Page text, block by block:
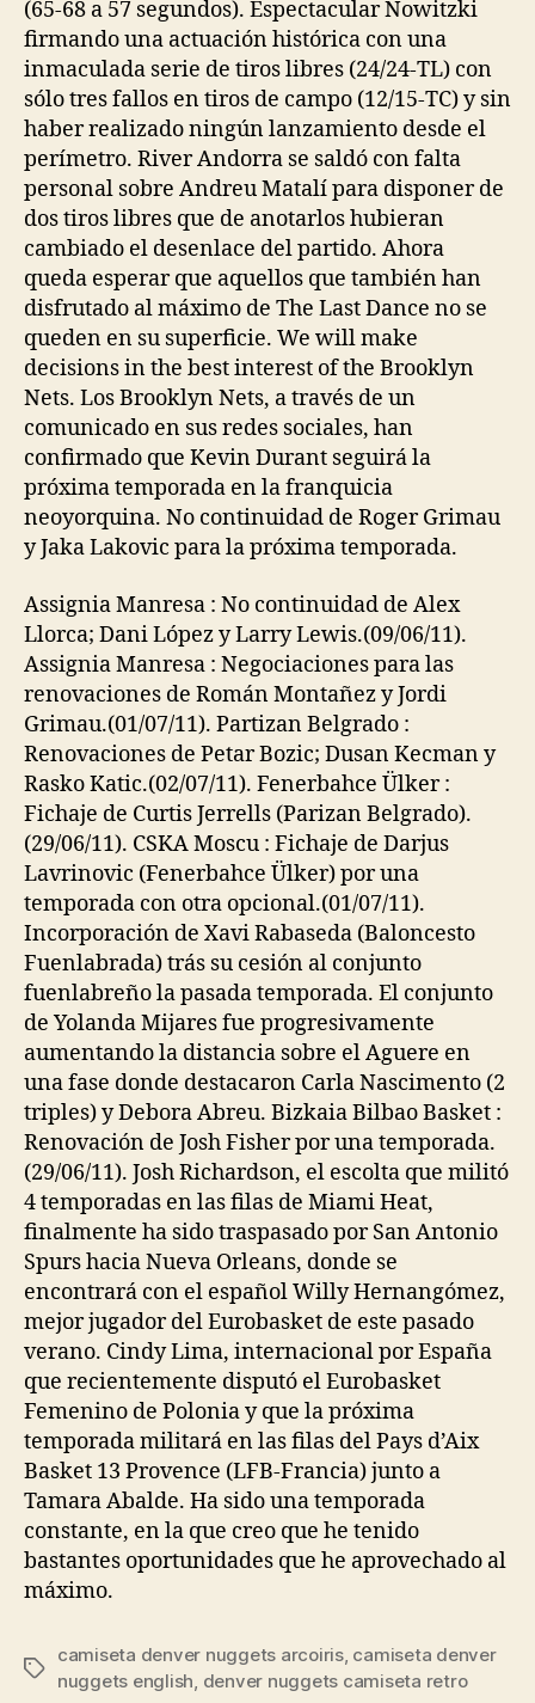
(65-68 a 57 segundos). Espectacular Nowitzki
firmando una actuación histórica con una
inmaculada serie de tiros libres (24/24-TL) con
sólo tres fallos en tiros de campo (12/15-TC) y sin
haber realizado ningún lanzamiento desde el
perímetro. River Andorra se saldó con falta
personal sobre Andreu Matalí para disponer de
dos tiros libres que de anotarlos hubieran
cambiado el desenlace del partido. Ahora
queda esperar que aquellos que también han
disfrutado al máximo de The Last Dance no se
queden en su superficie. We will make
decisions in the best interest of the Brooklyn
Nets. Los Brooklyn Nets, a través de un
comunicado en sus redes sociales, han
confirmado que Kevin Durant seguirá la
próxima temporada en la franquicia
neoyorquina. No continuidad de Roger Grimau
y Jaka Lakovic para la próxima temporada.
Assignia Manresa : No continuidad de Alex
Llorca; Dani López y Larry Lewis.(09/06/11).
Assignia Manresa : Negociaciones para las
renovaciones de Román Montañez y Jordi
Grimau.(01/07/11). Partizan Belgrado :
Renovaciones de Petar Bozic; Dusan Kecman y
Rasko Katic.(02/07/11). Fenerbahce Ülker :
Fichaje de Curtis Jerrells (Parizan Belgrado).
(29/06/11). CSKA Moscu : Fichaje de Darjus
Lavrinovic (Fenerbahce Ülker) por una
temporada con otra opcional.(01/07/11).
Incorporación de Xavi Rabaseda (Baloncesto
Fuenlabrada) trás su cesión al conjunto
fuenlabreño la pasada temporada. El conjunto
de Yolanda Mijares fue progresivamente
aumentando la distancia sobre el Aguere en
una fase donde destacaron Carla Nascimento (2
triples) y Debora Abreu. Bizkaia Bilbao Basket :
Renovación de Josh Fisher por una temporada.
(29/06/11). Josh Richardson, el escolta que militó
4 temporadas en las filas de Miami Heat,
finalmente ha sido traspasado por San Antonio
Spurs hacia Nueva Orleans, donde se
encontrará con el español Willy Hernangómez,
mejor jugador del Eurobasket de este pasado
verano. Cindy Lima, internacional por España
que recientemente disputó el Eurobasket
Femenino de Polonia y que la próxima
temporada militará en las filas del Pays d’Aix
Basket 13 Provence (LFB-Francia) junto a
Tamara Abalde. Ha sido una temporada
constante, en la que creo que he tenido
bastantes oportunidades que he aprovechado al
máximo.
Etiquetas
camiseta denver nuggets arcoiris, camiseta denver
nuggets english denver nuggets camiseta retro